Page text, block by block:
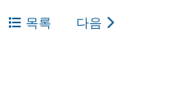
목록 다음